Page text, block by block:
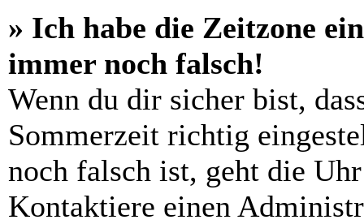
» Ich habe die Zeitzone
immer noch falsch!
Wenn du dir sicher bist,
Sommerzeit richtig
noch falsch ist, geht die
Kontaktiere einen